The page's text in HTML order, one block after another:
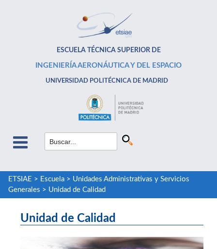
ESCUELA TÉCNICA SUPERIOR DE
INGENIERÍA AERONÁUTICA Y DEL ESPACIO
UNIVERSIDAD POLITÉCNICA DE MADRID
ETSIAE > Escuela> Unidades Administrativas y Servicios
Generales > Unidad de Calidad
Unidad de Calidad